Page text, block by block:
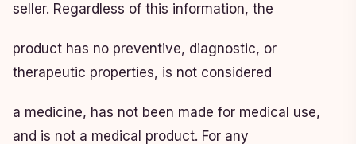
seller. Regardless of this information, the
product has no preventive, diagnostic, or
therapeutic properties, is not considered
a medicine, has not been made for medical use,
and is not a medical product. For any